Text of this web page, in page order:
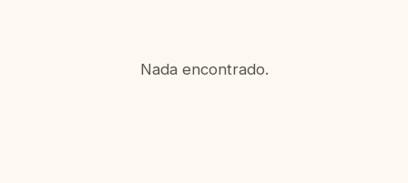
Nada encontrado.